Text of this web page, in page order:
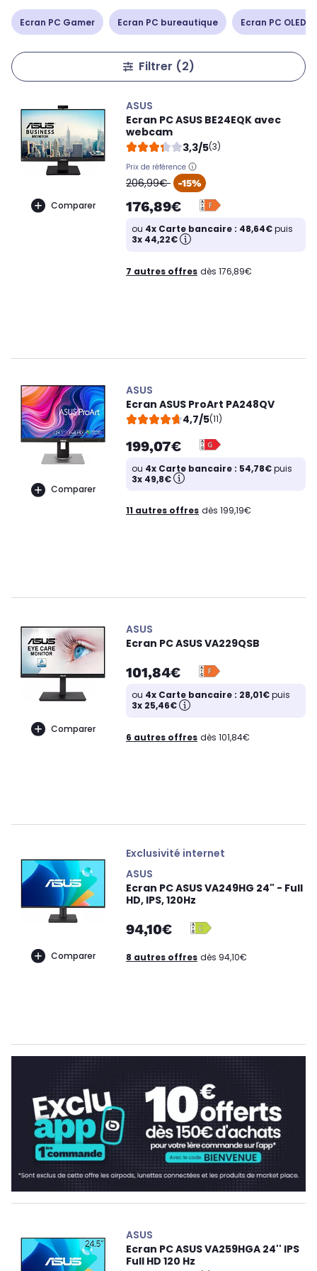
Ecran PC Gamer Ecran PC bureautique Ecran PC OLED /
Filtrer (2)
Comparer
ASUS
Ecran PC ASUS BE24EQK avec
webcam
3,3/5(3)
Prix de référence
oldPrice
206,99€ -15%
176,89€
ou 4x Carte bancaire : 48,64€puis
3x 44,22€
7 autres offres dès 176,89€
Comparer
ASUS
Ecran ASUS ProArt PA248QV
4,7/5(11)
199,07€
ou 4x Carte bancaire : 54,78€puis
3x 49,8€
11 autres offres dès 199,19€
Comparer
ASUS
Ecran PC ASUS VA229QSB
101,84€
ou 4x Carte bancaire : 28,01€puis
3x 25,46€
6 autres offres dès 101,84€
Comparer
Exclusivité internet
ASUS
Ecran PC ASUS VA249HG 24" - Full
HD, IPS, 120Hz
94,10€
8 autres offres dès 94,10€
ASUS
Ecran PC ASUS VA259HGA 24'' IPS
Full HD 120 Hz